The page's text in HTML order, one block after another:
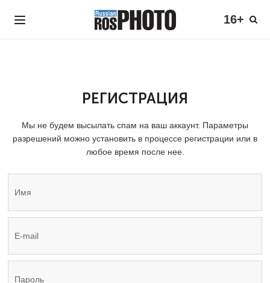
16+
РЕГИСТРАЦИЯ
Мы не будем высылать спам на ваш аккаунт. Параметры
разрешений можно установить в процессе регистрации или в
любое время после нее.